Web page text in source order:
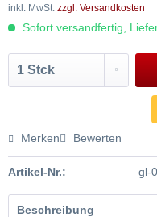
inkl. MwSt. zzgl. Versandkosten
Sofort versandfertig,
Merken Bewerten
Artikel-Nr.: gl-
Beschreibung